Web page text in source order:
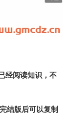
经阅读知识，不
结版后可以复制